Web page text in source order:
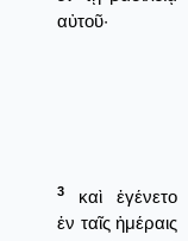
αὐτοῦ·
3
καὶ ἐγένετο
ἐν ταῖς ἡμέραις